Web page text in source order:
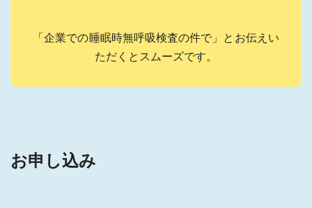
「企業での睡眠時無呼吸検査の件で」とお伝えい
ただくとスムーズです。
お申し込み